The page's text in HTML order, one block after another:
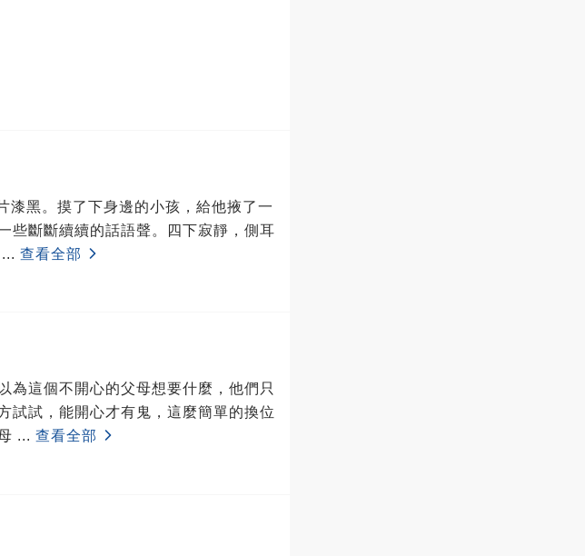
漆黑。摸了下身邊的小孩，給他掖了一
些斷斷續續的話語聲。四下寂靜，側耳
... 查看全部
為這個不開心的父母想要什麼，他們只
試試，能開心才有鬼，這麼簡單的換位
... 查看全部